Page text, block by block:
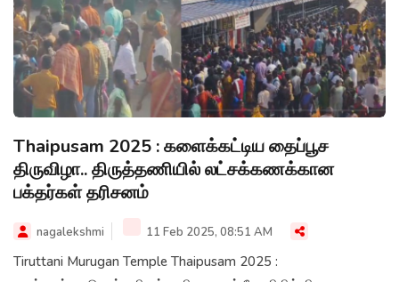
Thaipusam 2025 : களைக்கட்டிய தைப்பூச
திருவிழா.. திருத்தணியில் லட்சக்கணக்கான
பக்தர்கள் தரிசனம்
nagalekshmi 11 Feb 2025, 08:51 AM
Tiruttani Murugan Temple Thaipusam 2025 :